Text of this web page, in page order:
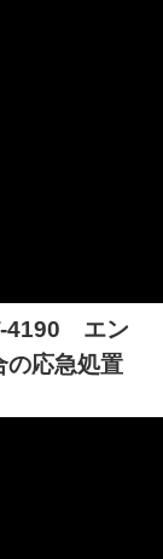
4190 エン
の応急処置